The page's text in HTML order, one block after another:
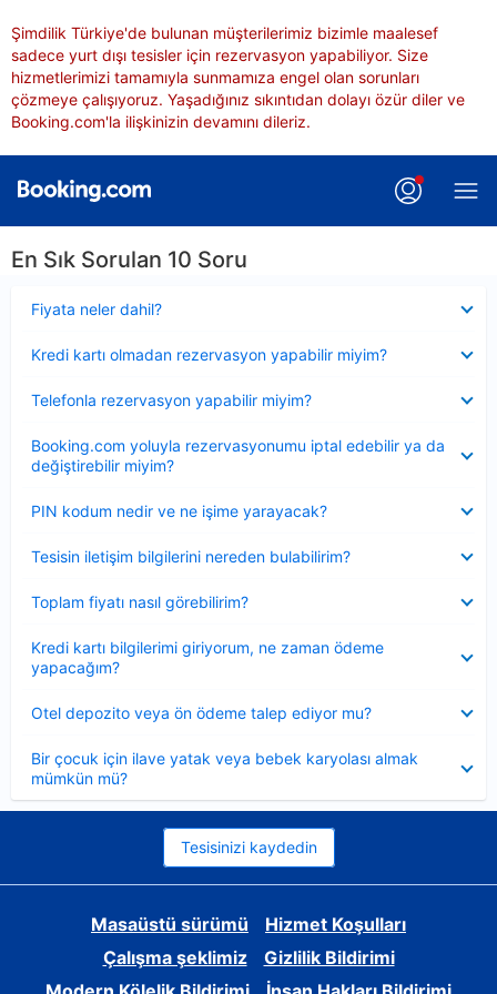
Şimdilik Türkiye'de bulunan müşterilerimiz bizimle maalesef
sadece yurt dışı tesisler için rezervasyon yapabiliyor. Size
hizmetlerimizi tamamıyla sunmamıza engel olan sorunları
çözmeye çalışıyoruz. Yaşadığınız sıkıntıdan dolayı özür diler ve
Booking.com'la ilişkinizin devamını dileriz.
En Sık Sorulan 10 Soru
Fiyata neler dahil?
Kredi kartı olmadan rezervasyon yapabilir miyim?
Telefonla rezervasyon yapabilir miyim?
Booking.com yoluyla rezervasyonumu iptal edebilir ya da
değiştirebilir miyim?
PIN kodum nedir ve ne işime yarayacak?
Tesisin iletişim bilgilerini nereden bulabilirim?
Toplam fiyatı nasıl görebilirim?
Kredi kartı bilgilerimi giriyorum, ne zaman ödeme
yapacağım?
Otel depozito veya ön ödeme talep ediyor mu?
Bir çocuk için ilave yatak veya bebek karyolası almak
mümkün mü?
Tesisinizi kaydedin
Masaüstü sürümü
Hizmet Koşulları
Çalışma şeklimiz
Gizlilik Bildirimi